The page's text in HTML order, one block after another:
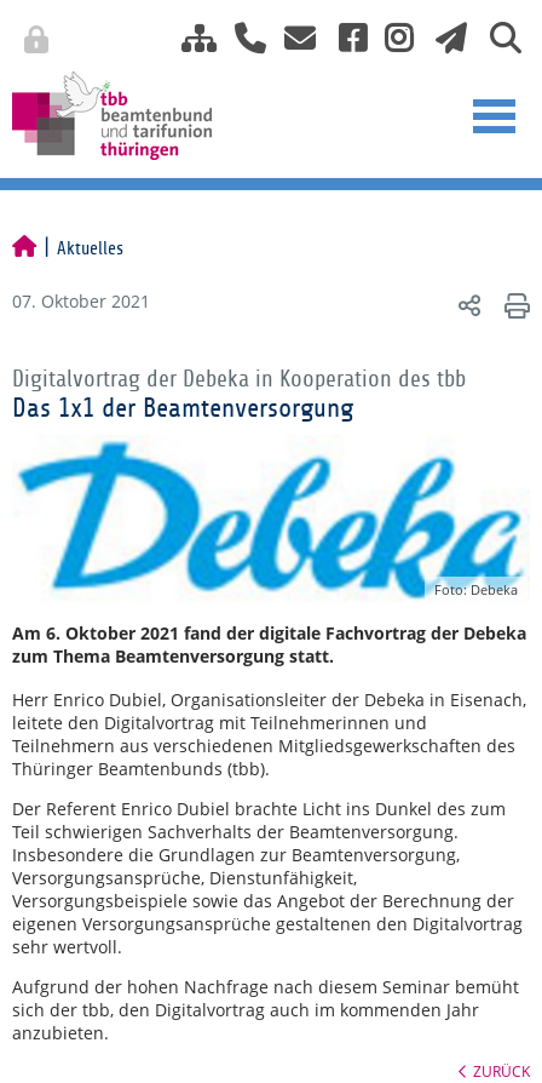
Aktuelles
07. Oktober 2021
Digitalvortrag der Debeka in Kooperation des tbb
Das 1x1 der Beamtenversorgung
Foto: Debeka
Am 6. Oktober 2021 fand der digitale Fachvortrag der Debeka
zum Thema Beamtenversorgung statt.
Herr Enrico Dubiel, Organisationsleiter der Debeka in Eisenach,
leitete den Digitalvortrag mit Teilnehmerinnen und
Teilnehmern aus verschiedenen Mitgliedsgewerkschaften des
Thüringer Beamtenbunds (tbb).
Der Referent Enrico Dubiel brachte Licht ins Dunkel des zum
Teil schwierigen Sachverhalts der Beamtenversorgung.
Insbesondere die Grundlagen zur Beamtenversorgung,
Versorgungsansprüche, Dienstunfähigkeit,
Versorgungsbeispiele sowie das Angebot der Berechnung der
eigenen Versorgungsansprüche gestaltenen den Digitalvortrag
sehr wertvoll.
Aufgrund der hohen Nachfrage nach diesem Seminar bemüht
sich der tbb, den Digitalvortrag auch im kommenden Jahr
anzubieten.
ZURÜCK